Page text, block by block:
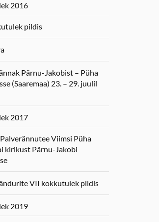
2016
pildis
Pärnu-Jakobist – Püha
(Saaremaa) 23. – 29. juulil
2017
Viimsi Püha
kirikust Pärnu-Jakobi
VII kokkutulek pildis
2019